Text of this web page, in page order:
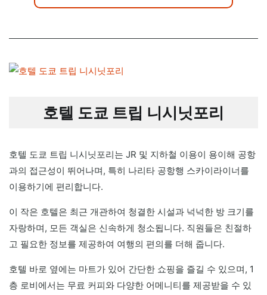
호텔 도쿄 트립 니시닛포리
호텔 도쿄 트립 니시닛포리는 JR 및 지하철 이용이 용이해 공항
과의 접근성이 뛰어나며, 특히 나리타 공항행 스카이라이너를
이용하기에 편리합니다.
이 작은 호텔은 최근 개관하여 청결한 시설과 넉넉한 방 크기를
자랑하며, 모든 객실은 신속하게 청소됩니다. 직원들은 친절하
고 필요한 정보를 제공하여 여행의 편의를 더해 줍니다.
호텔 바로 옆에는 마트가 있어 간단한 쇼핑을 즐길 수 있으며, 1
층 로비에서는 무료 커피와 다양한 어메니티를 제공받을 수 있